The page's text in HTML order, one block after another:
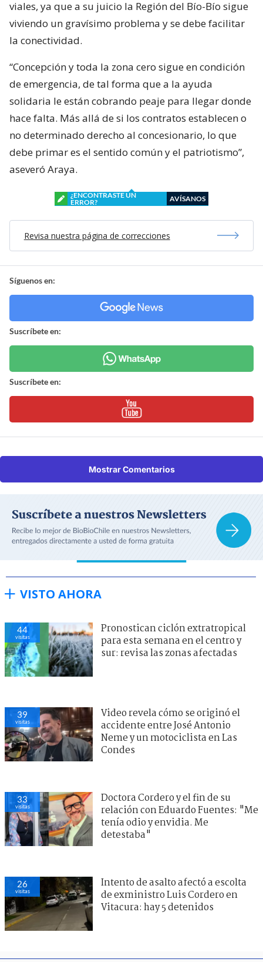
viales, ya que a su juicio la Región del Bío-Bío sigue
viviendo un gravísimo problema y se debe facilitar
la conectividad.
“Concepción y toda la zona cero sigue en condición
de emergencia, de tal forma que a la ayuda
solidaria le están cobrando peaje para llegar donde
hace falta. Más allá de si los contratos establecen o
no determinado derecho al concesionario, lo que
debe primar es el sentido común y el patriotismo”,
aseveró Araya.
¿ENCONTRASTE UN
ERROR?
AVÍSANOS
Revisa nuestra página de correcciones
Síguenos en:
Suscríbete en:
Suscríbete en:
Mostrar Comentarios
VISTO AHORA
44
visitas
Pronostican ciclón extratropical
para esta semana en el centro y
sur: revisa las zonas afectadas
39
visitas
Video revela cómo se originó el
accidente entre José Antonio
Neme y un motociclista en Las
Condes
33
visitas
Doctora Cordero y el fin de su
relación con Eduardo Fuentes: "Me
tenía odio y envidia. Me
detestaba"
26
visitas
Intento de asalto afectó a escolta
de exministro Luis Cordero en
Vitacura: hay 5 detenidos